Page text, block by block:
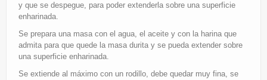
y que se despegue, para poder extenderla sobre una superficie
enharinada.
Se prepara una masa con el agua, el aceite y con la harina que
admita para que quede la masa durita y se pueda extender sobre
una superficie enharinada.
Se extiende al máximo con un rodillo, debe quedar muy fina, se